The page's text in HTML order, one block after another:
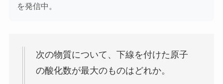
を発信中。
次の物質について、下線を付けた原子
の酸化数が最大のものはどれか。